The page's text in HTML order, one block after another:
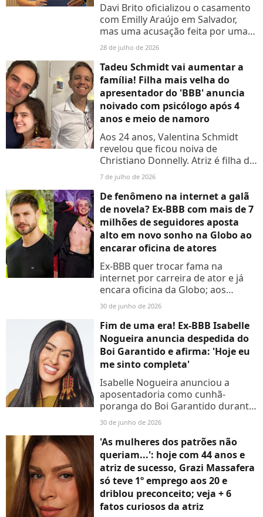
Davi Brito oficializou o casamento
com Emilly Araújo em Salvador,
mas uma acusação feita por uma
influenciadora movimentou os
comentários nas redes sociais
28 de julho de 2026
Tadeu Schmidt vai aumentar a
família! Filha mais velha do
apresentador do 'BBB' anuncia
noivado com psicólogo após 4
anos e meio de namoro
Aos 24 anos, Valentina Schmidt
revelou que ficou noiva de
Christiano Donnelly. Atriz é filha do
apresentador Tadeu Schmidt e de
Ana Cristina Schmidt
7 de julho de 2026
De fenômeno na internet a galã
de novela? Ex-BBB com mais de 7
milhões de seguidores aposta
alto em novo sonho na Globo ao
encarar oficina de atores
Ex-BBB quer trocar fama na
internet por carreira de ator e já
encara oficina da Globo; aos
detalhes
30 de junho de 2026
Fim de uma era! Ex-BBB Isabelle
Nogueira anuncia despedida do
Boi Garantido e afirma: 'Hoje eu
me sinto completa'
Isabelle Nogueira anunciou a
aposentadoria como cunhã-
poranga do Boi Garantido durante
o Festival de Parintins e emocionou
o público com uma despedida
marcante
30 de junho de 2026
'As mulheres dos patrões não
queriam...': hoje com 44 anos e
atriz de sucesso, Grazi Massafera
só teve 1º emprego aos 20 e
driblou preconceito; veja + 6
fatos curiosos da atriz